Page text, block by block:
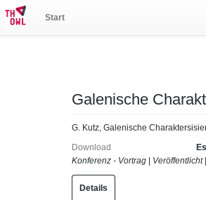
Start
Galenische
G. Kutz, Galenische
Download
Konferenz - Vortrag
Veröffentlicht|
Details